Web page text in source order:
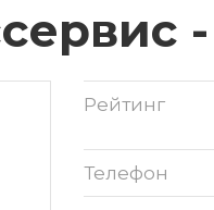
Рейтинг
Телефон